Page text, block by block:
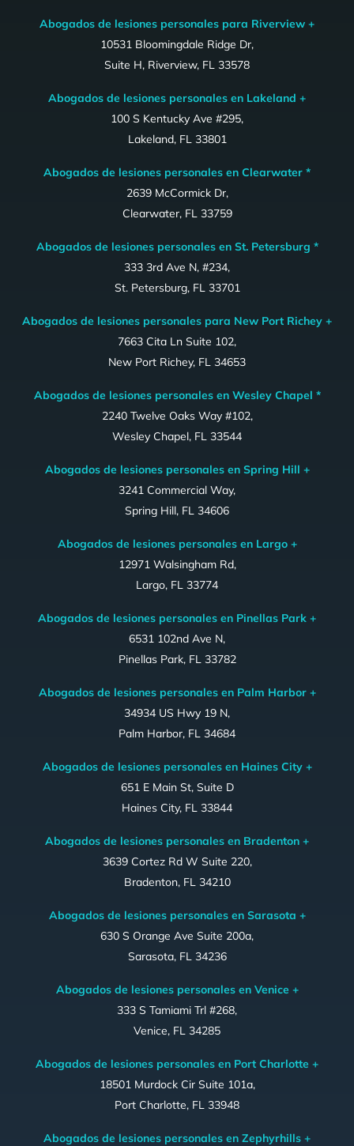
Abogados de lesiones personales para Riverview +
10531 Bloomingdale Ridge Dr,
Suite H, Riverview, FL 33578
Abogados de lesiones personales en Lakeland +
100 S Kentucky Ave #295,
Lakeland, FL 33801
Abogados de lesiones personales en Clearwater *
2639 McCormick Dr,
Clearwater, FL 33759
Abogados de lesiones personales en St. Petersburg *
333 3rd Ave N, #234,
St. Petersburg, FL 33701
Abogados de lesiones personales para New Port Richey +
7663 Cita Ln Suite 102,
New Port Richey, FL 34653
Abogados de lesiones personales en Wesley Chapel *
2240 Twelve Oaks Way #102,
Wesley Chapel, FL 33544
Abogados de lesiones personales en Spring Hill +
3241 Commercial Way,
Spring Hill, FL 34606
Abogados de lesiones personales en Largo +
12971 Walsingham Rd,
Largo, FL 33774
Abogados de lesiones personales en Pinellas Park +
6531 102nd Ave N,
Pinellas Park, FL 33782
Abogados de lesiones personales en Palm Harbor +
34934 US Hwy 19 N,
Palm Harbor, FL 34684
Abogados de lesiones personales en Haines City +
651 E Main St, Suite D
Haines City, FL 33844
Abogados de lesiones personales en Bradenton +
3639 Cortez Rd W Suite 220,
Bradenton, FL 34210
Abogados de lesiones personales en Sarasota +
630 S Orange Ave Suite 200a,
Sarasota, FL 34236
Abogados de lesiones personales en Venice +
333 S Tamiami Trl #268,
Venice, FL 34285
Abogados de lesiones personales en Port Charlotte +
18501 Murdock Cir Suite 101a,
Port Charlotte, FL 33948
Abogados de lesiones personales en Zephyrhills +